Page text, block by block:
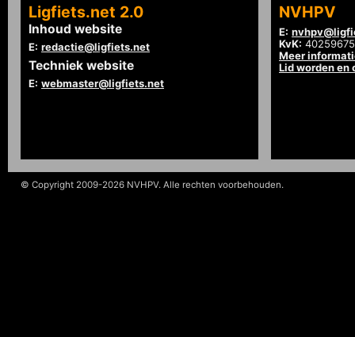
Ligfiets.net 2.0
Inhoud website
E: redactie@ligfiets.net
Techniek website
E: webmaster@ligfiets.net
NVHPV
E:
KvK: 40259675
Meer
Lid worden en
© Copyright 2009-2026 NVHPV. Alle rechten voorbehouden.